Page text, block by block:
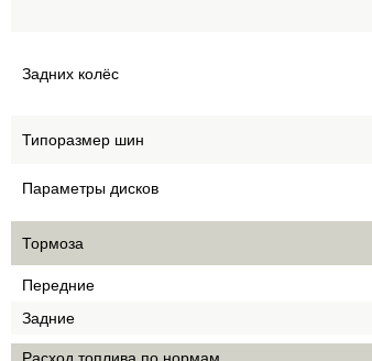
Задних колёс
Типоразмер шин
Параметры дисков
Тормоза
Передние
Задние